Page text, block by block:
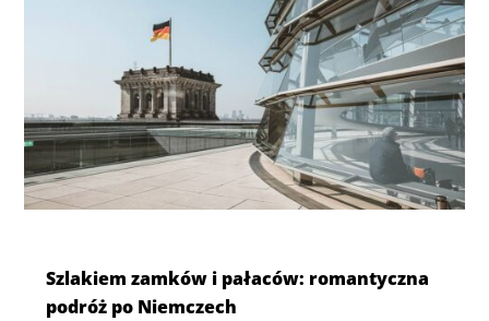
Szlakiem zamków i pałaców: romantyczna
podróż po Niemczech